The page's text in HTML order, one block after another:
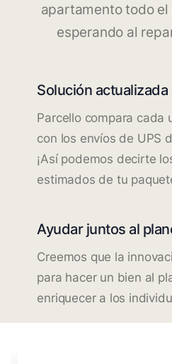
apartamento todo
esperando al
Solución actualizada
Parcello compara cada
con los envíos de UPS
¡Así podemos decirte
estimados de tu
Ayudar juntos al
Creemos que la
para hacer un bien al
enriquecer a los